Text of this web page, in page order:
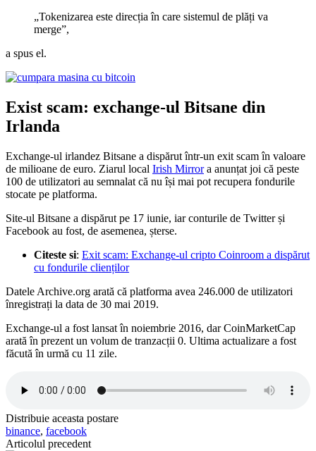
„Tokenizarea este direcția în care sistemul de plăți va
merge”,
a spus el.
Exist scam: exchange-ul Bitsane din
Irlanda
Exchange-ul irlandez Bitsane a dispărut într-un exit scam în valoare
de milioane de euro. Ziarul local Irish Mirrora anunțat joi că peste
100 de utilizatori au semnalat că nu își mai pot recupera fondurile
stocate pe platforma.
Site-ul Bitsane a dispărut pe 17 iunie, iar conturile de Twitter și
Facebook au fost, de asemenea, șterse.
Citeste si: Exit scam: Exchange-ul cripto Coinroom a dispărut
cu fondurile clienților
Datele Archive.org arată că platforma avea 246.000 de utilizatori
înregistrați la data de 30 mai 2019.
Exchange-ul a fost lansat în noiembrie 2016, dar CoinMarketCap
arată în prezent un volum de tranzacții 0. Ultima actualizare a fost
făcută în urmă cu 11 zile.
Distribuie aceasta postare
binance, facebook
Articolul precedent